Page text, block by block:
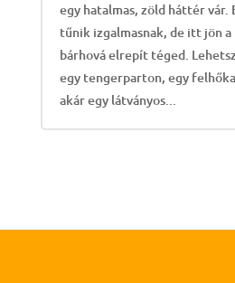
egy hatalmas, zöld háttér vár.
tűnik izgalmasnak, de itt jön
bárhová elrepít téged.
egy tengerparton, egy
akár egy látványos...